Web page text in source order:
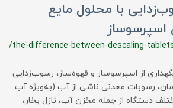
با محلول مایع
اسپرسوساز
/the-difference-between-descaling-
از اسپرسوساز و قهوه‌ساز، رسوب‌زدایی
رسوبات معدنی ناشی از آب (به‌ویژه آب
دستگاه از جمله مخزن آب، نازل بخار،